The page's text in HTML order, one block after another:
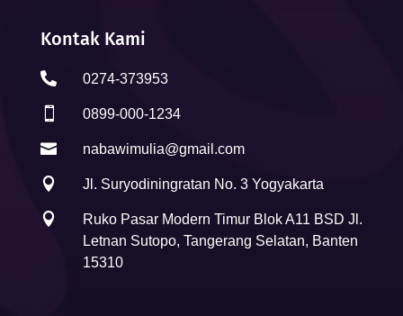
Kontak Kami
 0274-373953
 0899-000-1234
 nabawimulia@gmail.com
 Jl. Suryodiningratan No. 3 Yogyakarta

Ruko Pasar Modern Timur Blok A11 BSD Jl.
Letnan Sutopo, Tangerang Selatan, Banten
15310